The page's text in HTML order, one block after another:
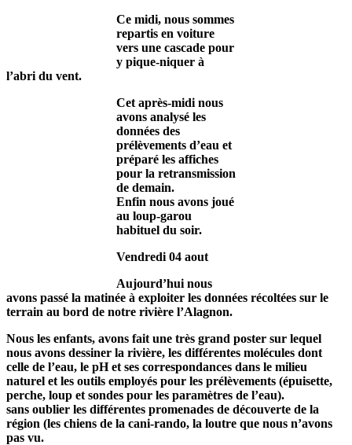
Ce midi, nous sommes
repartis en voiture
vers une cascade pour
y pique-niquer à
l’abri du vent.
Cet après-midi nous
avons analysé les
données des
prélèvements d’eau et
préparé les affiches
pour la retransmission
de demain.
Enfin nous avons joué
au loup-garou
habituel du soir.
Vendredi 04 aout
Aujourd’hui nous
avons passé la matinée à exploiter les données récoltées sur le
terrain au bord de notre rivière l’Alagnon.
Nous les enfants, avons fait une très grand poster sur lequel
nous avons dessiner la rivière, les différentes molécules dont
celle de l’eau, le pH et ses correspondances dans le milieu
naturel et les outils employés pour les prélèvements (épuisette,
perche, loup et sondes pour les paramètres de l’eau).
sans oublier les différentes promenades de découverte de la
région (les chiens de la cani-rando, la loutre que nous n’avons
pas vu.